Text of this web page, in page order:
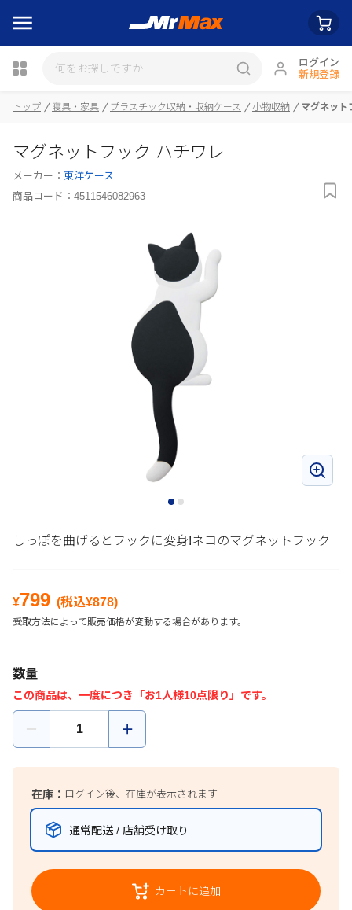
ログイン
新規登録
瓶詰
トップ 寝具・家具 プラスチック収納・収納ケース 小物収納 マグネット
マグネットフック ハチワレ
メーカー： 東洋ケース
商品コード： 4511546082963
しっぽを曲げるとフックに変身!ネコのマグネットフック
¥799 (税込¥878)
受取方法によって販売価格が変動する場合があります。
数量
この商品は、一度につき「お1人様10点限り」です。
在庫： ログイン後、在庫が表示されます
通常配送 / 店舗受け取り
カートに追加